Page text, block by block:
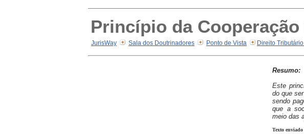
Princípio da
JurisWay Sala dos Doutrinadores Ponto de Vista Direito Tributário
Resumo:
Este
do que
sendo
que a
meio das
Texto